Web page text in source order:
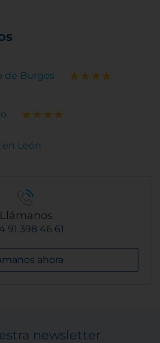
de Burgos
León
Llámanos
91 398 46 61
ahora
newsletter